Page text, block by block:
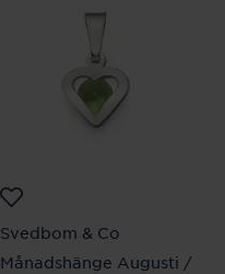
Svedbom & Co
Månadshänge Augusti /